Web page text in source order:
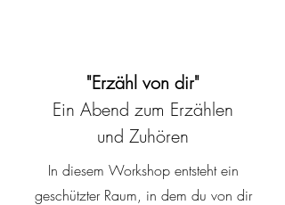
"Erzähl von dir"
Ein Abend zum Erzählen
und Zuhören
In diesem Workshop entsteht ein
geschützter Raum, in dem du von dir